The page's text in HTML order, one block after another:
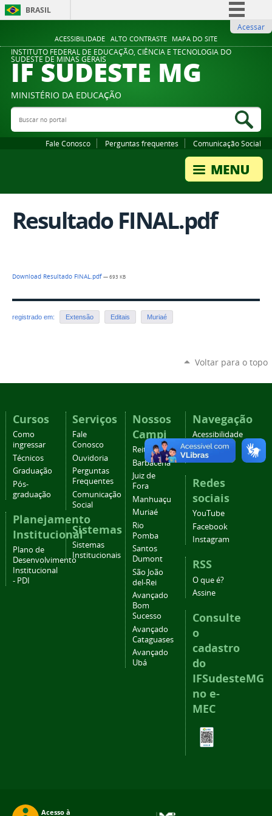
ACESSIBILIDADE ALTO CONTRASTE MAPA DO SITE
BRASIL
Comunica BR
Participe
Legislação
Acessar
INSTITUTO FEDERAL DE EDUCAÇÃO, CIÊNCIA E TECNOLOGIA DO
SUDESTE DE MINAS GERAIS
IF SUDESTE MG
MINISTÉRIO DA EDUCAÇÃO
Buscar no portal
Fale Conosco Perguntas frequentes Comunicação Social
Resultado FINAL.pdf
Download Resultado FINAL.pdf— 693 KB
registrado em: Extensão Editais Muriaé
Voltar para o topo
Cursos
Como
ingressar
Técnicos
Graduação
Pós-
graduação
Planejamento
Institucional
Plano de
Desenvolvimento
Institucional
- PDI
Serviços
Fale
Conosco
Ouvidoria
Perguntas
Frequentes
Comunicação
Social
Sistemas
Sistemas
Institucionais
Nossos
Campi
Reitoria
Barbacena
Juiz de
Fora
Manhuaçu
Muriaé
Rio
Pomba
Santos
Dumont
São João
del-Rei
Avançado
Bom
Sucesso
Avançado
Cataguases
Avançado
Ubá
Navegação
Acessibilidade
Mapa do
site
Redes
sociais
YouTube
Facebook
Instagram
RSS
O que é?
Assine
Consulte
o
cadastro
do
IFSudesteMG
no e-
MEC